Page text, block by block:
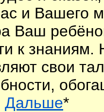
и Вашего
Ваш
к
свои
Дальше*